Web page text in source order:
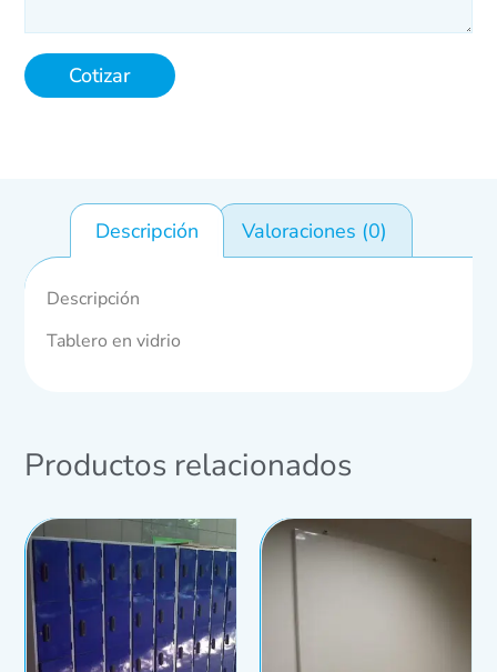
Cotizar
Descripción Valoraciones (0)
Descripción
Tablero en vidrio
Productos relacionados